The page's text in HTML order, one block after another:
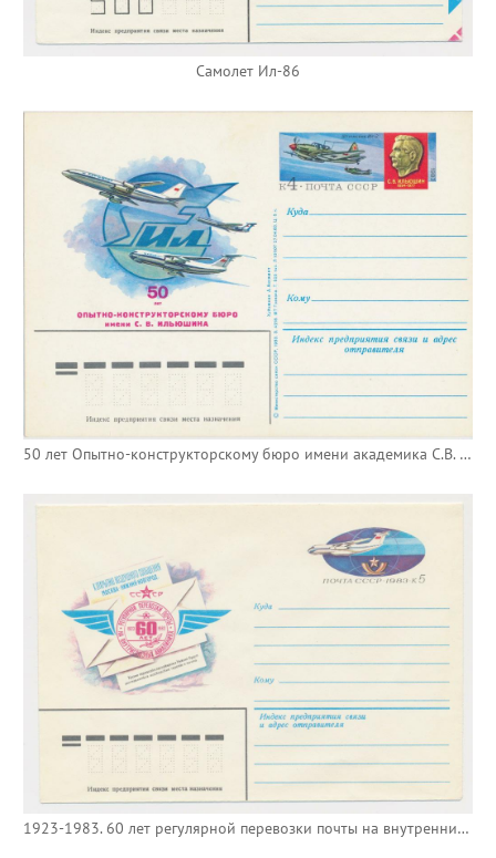
Самолет Ил-86
50 лет Опытно-конструкторскому бюро имени академика С.В. Ильюшина
1923-1983. 60 лет регулярной перевозки почты на внутренних авиалиниях